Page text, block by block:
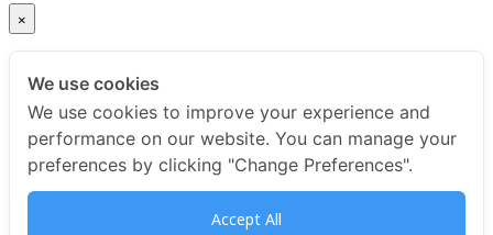
×
Your ticket for the: Certificate Python for Image and
Video Analytics with Deep Learning
Title
Certificate Python for Image and Video Analytics with
We use cookies
We use cookies to improve your experience and
performance on our website. You can manage your
preferences by clicking "Change Preferences".
Accept All